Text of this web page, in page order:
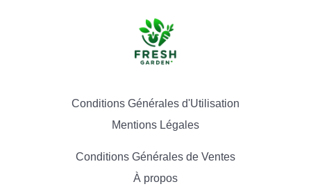
Conditions Générales d'Utilisation
Mentions Légales
Conditions Générales de Ventes
À propos